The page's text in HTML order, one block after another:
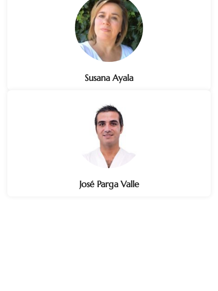
Susana Ayala
José Parga Valle